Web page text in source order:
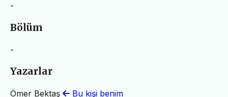
-
Bölüm
-
Yazarlar
Ömer Bektaş Bu kişi benim